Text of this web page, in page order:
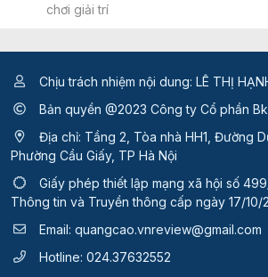
chơi giải trí
Chịu trách nhiệm nội dung: LÊ THỊ
Bản quyền @2023 Công ty Cổ phần
Địa chỉ: Tầng 2, Tòa nhà HH1, Đường
Phường Cầu Giấy, TP Hà Nội
Giấy phép thiết lập mạng xã hội số
Thông tin và Truyền thông cấp ngày 17/10/
Email: quangcao.vnreview@gmail.com
Hotline: 024.37632552